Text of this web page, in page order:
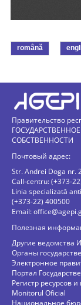
română
Правительство
СОБСТВЕННОСТИ
Почтовый адрес:
Str. Andrei Doga nr.
Call-centru: (+373-
Linia specializată
(+373-22) 400500
Email:
Полезная
Другие ведомства
Органы
Электронное
Портал
Регистр ресурсов
Monitorul Oficial
Национальное